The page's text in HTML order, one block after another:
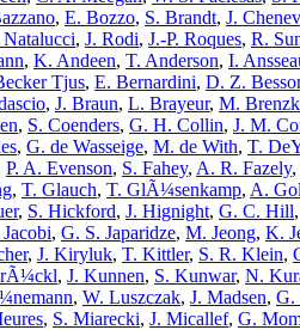
, E. Bozzo, S. Brandt, J.
, J. Rodi, J.-P. Roques, R.
, K. Andeen, T. Anderson, I.
Tjus, E. Bernardini, D. Z.
, J. Braun, L. Brayeur, M.
, S. Coenders, G. H. Collin, J. M.
, G. de Wasseige, M. de With, T.
P. A. Evenson, S. Fahey, A. R. Fazely,
, T. Glauch, T. GlÃ¼senkamp, A.
, S. Hickford, J. Hignight, G. C. Hill,
, G. S. Japaridze, M. Jeong, K.
, J. Kiryluk, T. Kittler, S. R. Klein,
, J. Kunnen, S. Kunwar, N.
, W. Luszczak, J. Madsen, G.
, S. Miarecki, J. Micallef, G.